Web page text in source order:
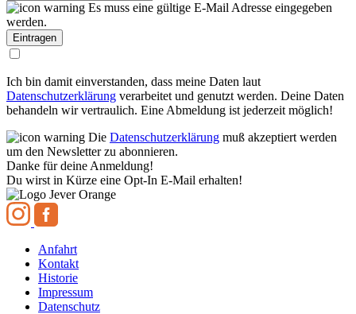
Es muss eine gültige E-Mail Adresse eingegeben
werden.
Ich bin damit einverstanden, dass meine Daten laut
Datenschutzerklärung verarbeitet und genutzt werden. Deine Daten
behandeln wir vertraulich. Eine Abmeldung ist jederzeit möglich!
Die Datenschutzerklärung muß akzeptiert werden
um den Newsletter zu abonnieren.
Danke für deine Anmeldung!
Du wirst in Kürze eine Opt-In E-Mail erhalten!
Anfahrt
Kontakt
Historie
Impressum
Datenschutz